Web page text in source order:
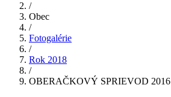
/
Obec
/
Fotogalérie
/
Rok 2018
/
OBERAČKOVÝ SPRIEVOD 2016